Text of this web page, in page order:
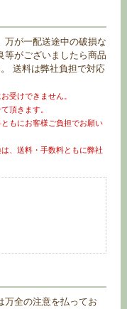
万が一配送途中の破損な
等がございましたら商品
送料は弊社負担で対応
受けできません。
頂きます。
もにお客様ご負担でお願い
、送料・手数料ともに弊社
万全の注意を払ってお